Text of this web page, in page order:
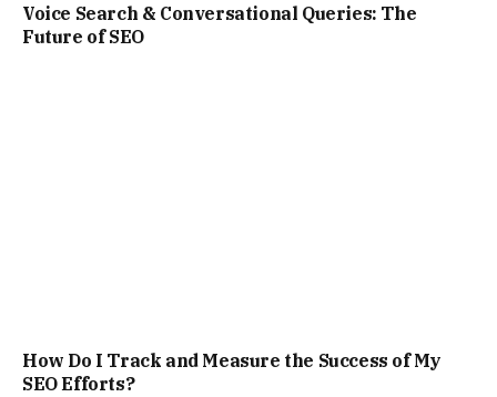
Voice Search & Conversational Queries: The
Future of SEO
How Do I Track and Measure the Success of My
SEO Efforts?